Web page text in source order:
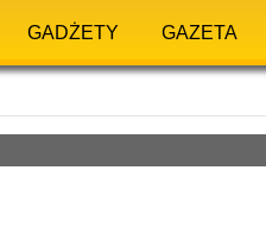
GADŻETY GAZETA